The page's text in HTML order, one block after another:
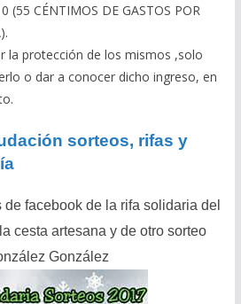
(55 CÉNTIMOS DE GASTOS POR
la protección de los mismos ,solo
o dar a conocer dicho ingreso, en
sorteos, rifas y
facebook de la rifa solidaria del
cesta artesana y de otro sorteo
González